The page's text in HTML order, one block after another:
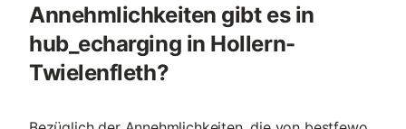
Annehmlichkeiten gibt es in
hub_echarging in Hollern-
Twielenfleth?